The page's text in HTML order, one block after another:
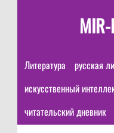
Литература
русская
искусственный
читательский дневник